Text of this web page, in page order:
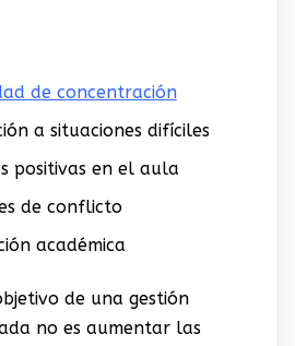
de concentración
a situaciones difíciles
positivas en el aula
de conflicto
académica
de una gestión
no es aumentar las